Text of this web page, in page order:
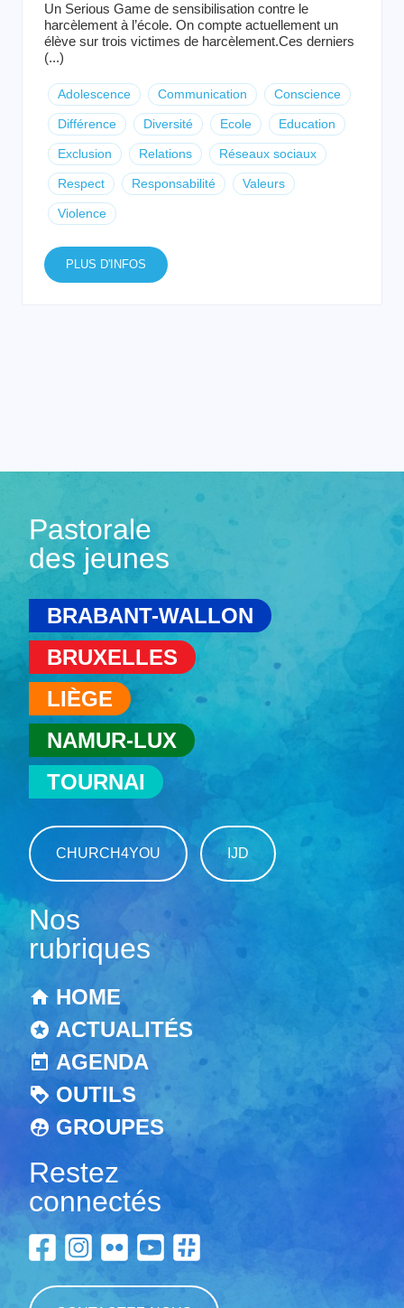
Un Serious Game de sensibilisation contre le
harcèlement à l’école. On compte actuellement un
élève sur trois victimes de harcèlement.Ces derniers
(...)
Adolescence Communication Conscience
Différence Diversité Ecole Education
Exclusion Relations Réseaux sociaux
Respect Responsabilité Valeurs
Violence
PLUS D'INFOS
Pastorale
des jeunes
BRABANT-WALLON
BRUXELLES
LIÈGE
NAMUR-LUX
TOURNAI
CHURCH4YOU IJD
Nos
rubriques
HOME
ACTUALITÉS
AGENDA
OUTILS
GROUPES
Restez
connectés